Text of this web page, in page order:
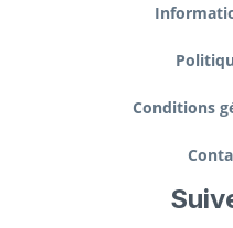
Conditions